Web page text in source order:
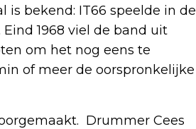
is bekend: IT66 speelde in de
1968 viel de band uit
om het nog eens te
of meer de oorspronkelijke
Drummer Cees